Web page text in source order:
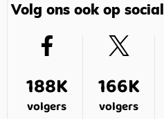
Volg ons ook op social
188K
volgers
166K
volgers